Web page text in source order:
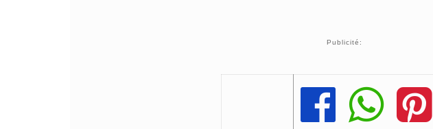
Publicité:
Share
Share
Share